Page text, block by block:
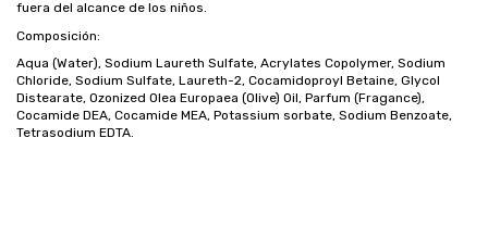
fuera del alcance de los niños.
Composición:
Aqua (Water), Sodium Laureth Sulfate, Acrylates Copolymer, Sodium
Chloride, Sodium Sulfate, Laureth-2, Cocamidoproyl Betaine, Glycol
Distearate, Ozonized Olea Europaea (Olive) Oil, Parfum (Fragance),
Cocamide DEA, Cocamide MEA, Potassium sorbate, Sodium Benzoate,
Tetrasodium EDTA.